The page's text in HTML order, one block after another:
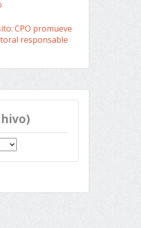
CPO promueve
responsable